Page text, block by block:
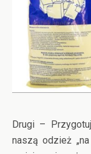
Drugi –
naszą odzież